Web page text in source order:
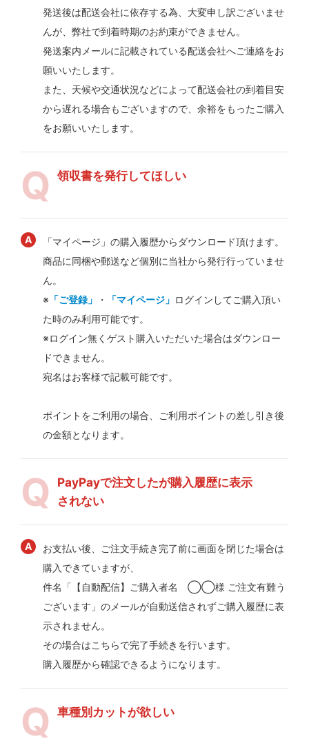
発送後は配送会社に依存する為、大変申し訳ございませ
んが、弊社で到着時期のお約束ができません。
発送案内メールに記載されている配送会社へご連絡をお
願いいたします。
また、天候や交通状況などによって配送会社の到着目安
から遅れる場合もございますので、余裕をもったご購入
をお願いいたします。
領収書を発行してほしい
「マイページ」の購入履歴からダウンロード頂けます。
商品に同梱や郵送など個別に当社から発行行っていませ
ん。
※ 「ご登録」 ・ 「マイページ」 ログインしてご購入頂い
た時のみ利用可能です。
※ログイン無くゲスト購入いただいた場合はダウンロー
ドできません。
宛名はお客様で記載可能です。
ポイントをご利用の場合、ご利用ポイントの差し引き後
の金額となります。
PayPayで注文したが購入履歴に表示
されない
お支払い後、ご注文手続き完了前に画面を閉じた場合は
購入できていますが、
件名「【自動配信】ご購入者名 ◯◯様 ご注文有難う
ございます」のメールが自動送信されずご購入履歴に表
示されません。
その場合はこちらで完了手続きを行います。
購入履歴から確認できるようになります。
車種別カットが欲しい